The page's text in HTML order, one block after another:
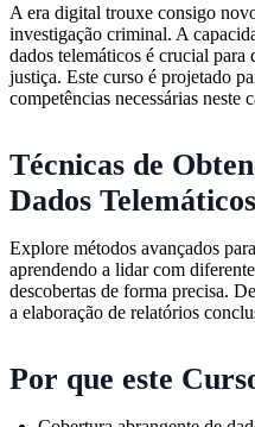
A era digital trouxe consigo
investigação criminal. A
dados telemáticos é crucial para
justiça. Este curso é projetado
competências necessárias neste
Técnicas de
Dados Telemáticos
Explore métodos avançados
aprendendo a lidar com
descobertas de forma precisa.
a elaboração de relatórios
Por que este